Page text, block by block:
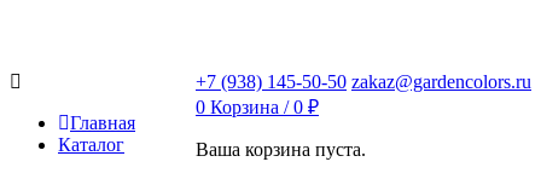
+7 (938) 145-50-50 zakaz@gardencolors.ru
0 Корзина /0 ₽
Ваша корзина пуста.
Главная
Каталог